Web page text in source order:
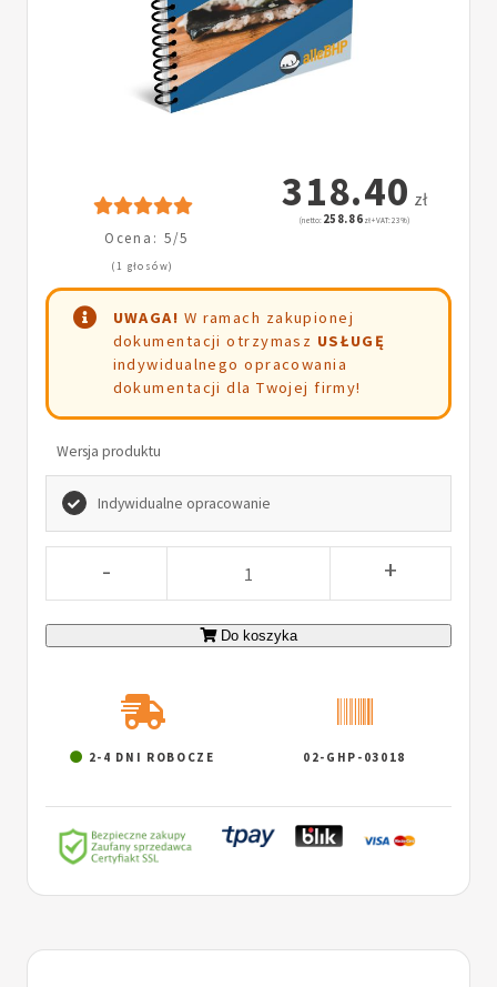
Ocena: 5/5
(1 głosów)
318.40 zł
(netto: 258.86 zł + VAT: 23%)
UWAGA! W ramach zakupionej
dokumentacji otrzymasz USŁUGĘ
indywidualnego opracowania
dokumentacji dla Twojej firmy!
Wersja produktu
Indywidualne opracowanie
- +
Do koszyka
2-4 DNI ROBOCZE 02-GHP-03018